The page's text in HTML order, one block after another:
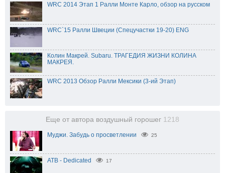
WRC 2014 Этап 1 Ралли Монте Карло, обзор на русском
WRC`15 Ралли Швеции (Спецучастки 19-20) ENG
Колин Макрей. Subaru. ТРАГЕДИЯ ЖИЗНИ КОЛИНА
МАКРЕЯ.
WRC 2013 Обзор Ралли Мексики (3-ий Этап)
Еще от автора воздушный горошег 1218
Муджи. Забудь о просветлении 25
ATB - Dedicated 17